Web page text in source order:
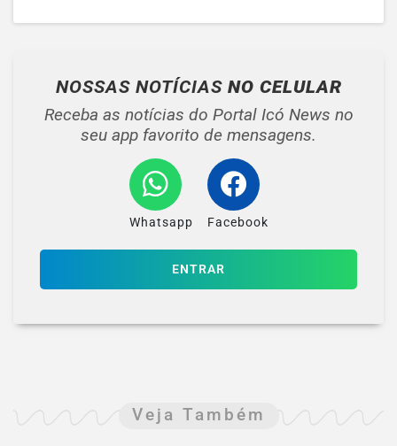
NOSSAS NOTÍCIAS NO CELULAR
Receba as notícias do Portal Icó News no
seu app favorito de mensagens.
Whatsapp Facebook
ENTRAR
Veja Também